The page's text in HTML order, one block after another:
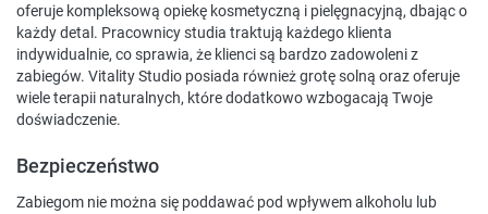
oferuje kompleksową opiekę kosmetyczną i pielęgnacyjną, dbając o
każdy detal. Pracownicy studia traktują każdego klienta
indywidualnie, co sprawia, że klienci są bardzo zadowoleni z
zabiegów. Vitality Studio posiada również grotę solną oraz oferuje
wiele terapii naturalnych, które dodatkowo wzbogacają Twoje
doświadczenie.
Bezpieczeństwo
Zabiegom nie można się poddawać pod wpływem alkoholu lub